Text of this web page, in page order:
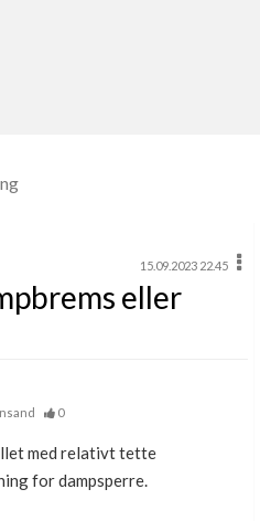
15.09.2023 22.45
eller
0
med relativt tette
for dampsperre.